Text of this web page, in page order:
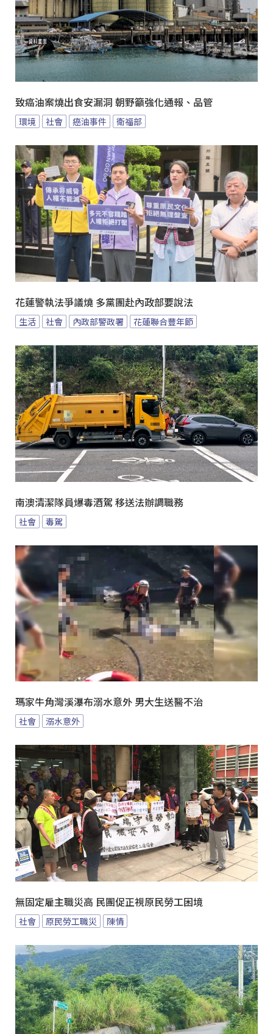
致癌油案燒出食安漏洞 朝野籲強化通報、品管
環境 社會 癌油事件 衛福部
花蓮警執法爭議燒 多黨團赴內政部要說法
生活 社會 內政部警政署 花蓮聯合豐年節
南澳清潔隊員爆毒酒駕 移送法辦調職務
社會 毒駕
瑪家牛角灣溪瀑布溺水意外 男大生送醫不治
社會 溺水意外
無固定雇主職災高 民團促正視原民勞工困境
社會 原民勞工職災 陳情